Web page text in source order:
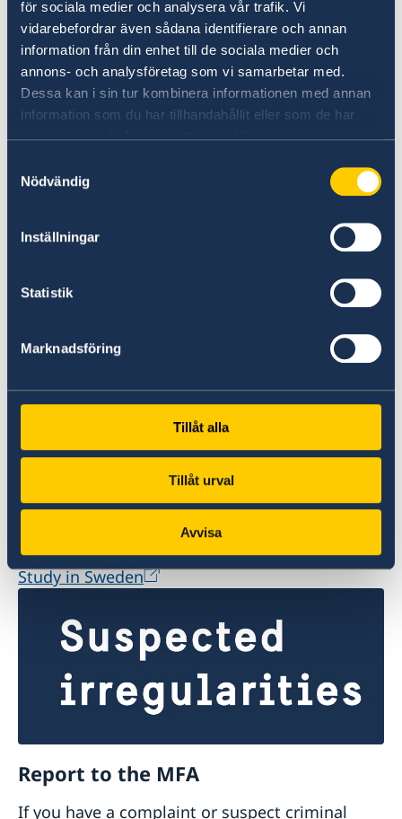
för sociala medier och analysera vår trafik. Vi
vidarebefordrar även sådana identifierare och annan
information från din enhet till de sociala medier och
annons- och analysföretag som vi samarbetar med.
Dessa kan i sin tur kombinera informationen med annan
information som du har tillhandahållit eller som de har
samlat in när du har använt deras tjänster.
Nödvändig
Inställningar
Statistik
Marknadsföring
Tillåt alla
Tillåt urval
Avvisa
Plan your holiday on Sweden's official website
Universities in Sweden
Studyinsweden.se is the official resource on
higher education in Sweden for international
Study in Sweden
Report to the MFA
If you have a complaint or suspect criminal